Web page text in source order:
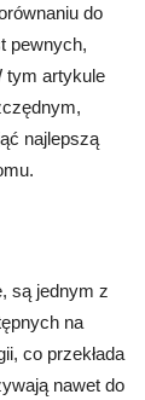
do
pewnych,
tym artykule
najlepszą
są jednym z
na
co przekłada
nawet do